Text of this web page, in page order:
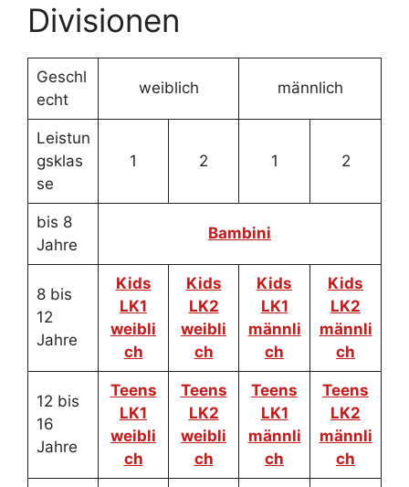
Divisionen
Geschl
echt
weiblich männlich
Leistun
gsklas
se
1 2 1 2
bis 8
Jahre
Bambini
8 bis
12
Jahre
Kids
LK1
weibli
ch
Kids
LK2
weibli
ch
Kids
LK1
männli
ch
Kids
LK2
männli
ch
12 bis
16
Jahre
Teens
LK1
weibli
ch
Teens
LK2
weibli
ch
Teens
LK1
männli
ch
Teens
LK2
männli
ch